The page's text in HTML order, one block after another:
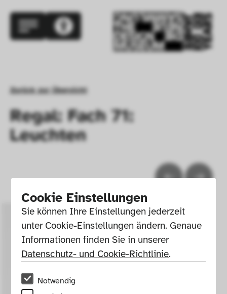
Cookie Einstellungen
Sie können Ihre Einstellungen jederzeit
unter Cookie-Einstellungen ändern. Genaue
Informationen finden Sie in unserer
Datenschutz- und Cookie-Richtlinie.
Notwendig
Zurück zur Übersicht
Regal: Fach 71:
Leuchten